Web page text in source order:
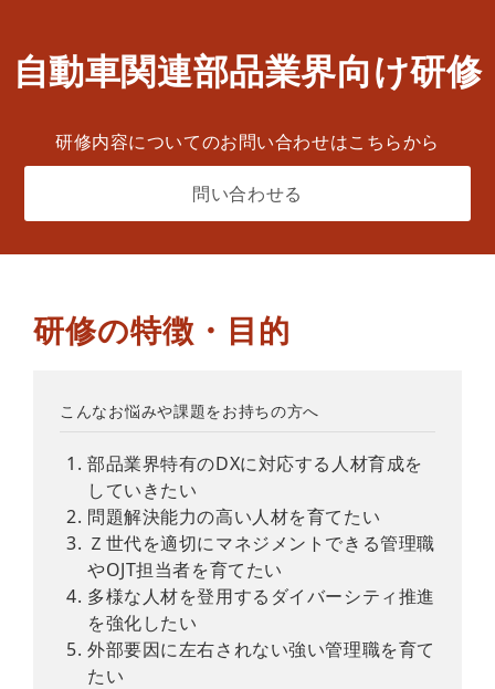
自動車関連部品業界向け研修
研修内容についてのお問い合わせはこちらから
問い合わせる
研修の特徴・目的
こんなお悩みや課題をお持ちの方へ
部品業界特有のDXに対応する人材育成を
していきたい
問題解決能力の高い人材を育てたい
Ｚ世代を適切にマネジメントできる管理職
やOJT担当者を育てたい
多様な人材を登用するダイバーシティ推進
を強化したい
外部要因に左右されない強い管理職を育て
たい